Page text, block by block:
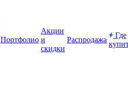
Портфолио
Акции
и
скидки
Распродажа
Где